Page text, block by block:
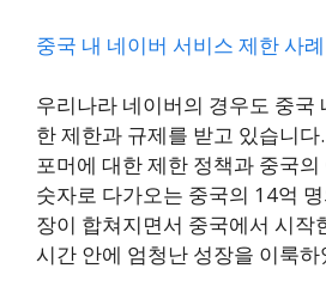
중국 내 네이버 서비스 제한 사
우리나라 네이버의 경우도 중국
한 제한과 규제를 받고 있습니
포머에 대한 제한 정책과 중국
숫자로 다가오는 중국의 14억
장이 합쳐지면서 중국에서 시작
시간 안에 엄청난 성장을 이룩하